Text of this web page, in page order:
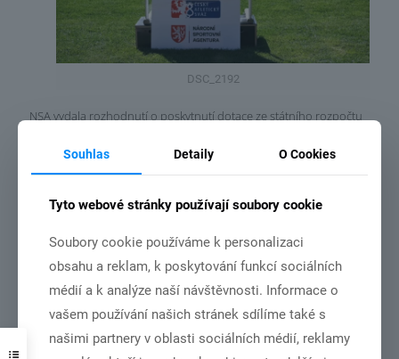
DSC_2192
NSA vydala rozhodnutí o poskytnutí dotace ze státního rozpočtu
3.7.2026
Souhlas Detaily O Cookies
Tyto webové stránky používají soubory cookie
Soubory cookie používáme k personalizaci
obsahu a reklam, k poskytování funkcí sociálních
médií a k analýze naší návštěvnosti. Informace o
vašem používání našich stránek sdílíme také s
našimi partnery v oblasti sociálních médií, reklamy